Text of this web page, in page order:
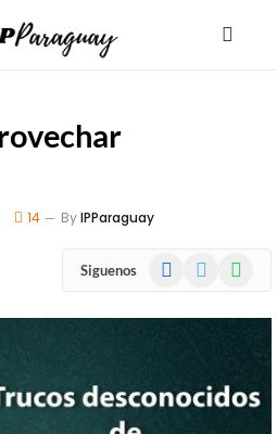
14 ByIPParaguay
Siguenos Facebook